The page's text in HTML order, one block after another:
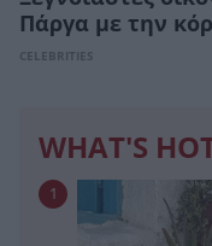
Πάργα με την
CELEBRITIES
WHAT'S
1